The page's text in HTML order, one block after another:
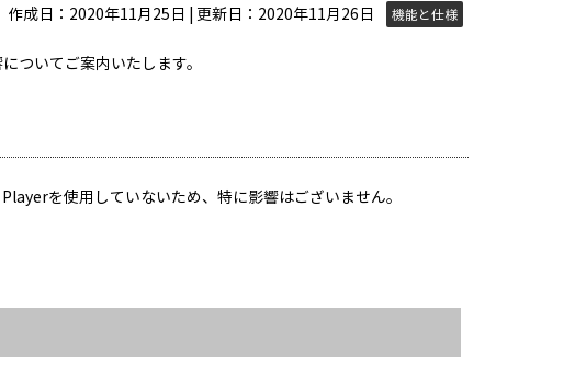
作成日：2020年11月25日 | 更新日：2020年11月26日 機能と仕様
ついてご案内いたします。
を使用していないため、特に影響はございません。